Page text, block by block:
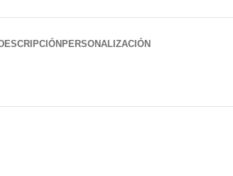
DESCRIPCIÓN PERSONALIZACIÓN